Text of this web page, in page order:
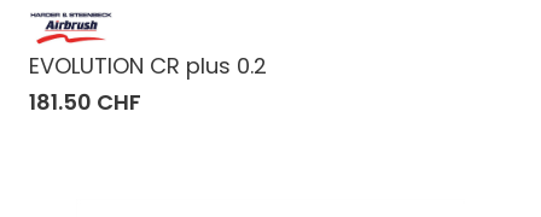
EVOLUTION CR plus 0.2
181.50 CHF